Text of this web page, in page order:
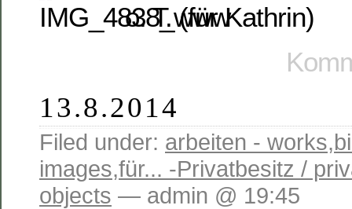
o. T. (für Kathrin)
13.8.2014
Filed under: arbeiten - works,
images,für... -Privatbesitz /
objects — admin @ 19:45